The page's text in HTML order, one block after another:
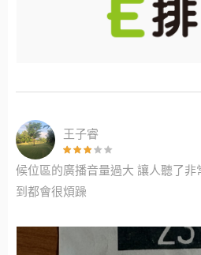
王子睿
候位區的廣播音量過大 讓人聽了
到都會很煩躁